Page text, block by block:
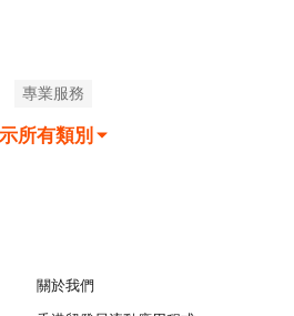
專業服務
所有類別
關於我們